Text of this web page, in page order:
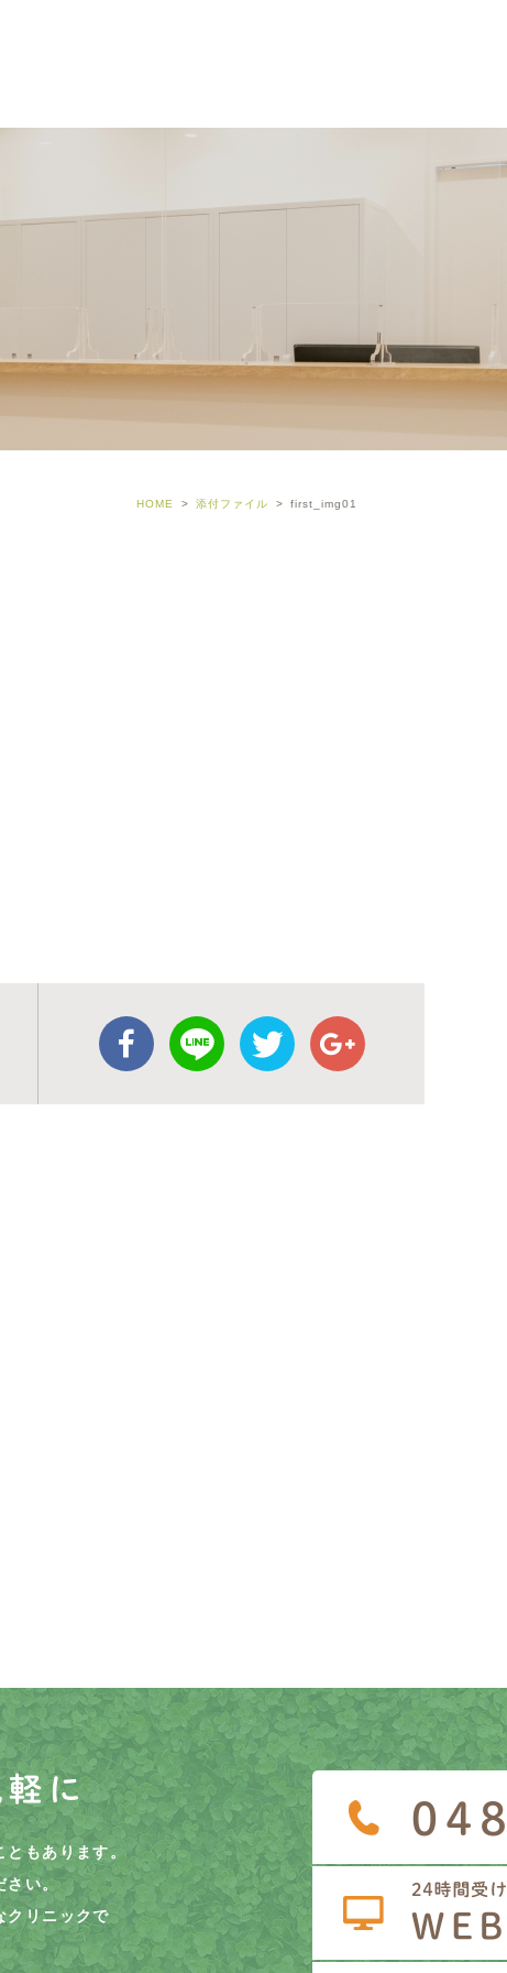
HOME 添付ファイル first_img01
軽に
もあります。
さい。
クリニックで